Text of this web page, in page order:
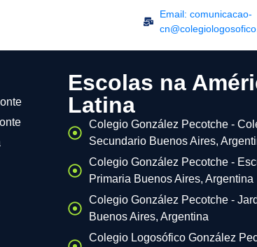
Email: comunicacao-
Escolas na
Latina
Colegio González Pecotche -
Secundario Buenos Aires,
Colegio González Pecotche -
Primaria Buenos Aires, Argentina
Colegio González Pecotche -
Buenos Aires, Argentina
Colegio Logosófico González